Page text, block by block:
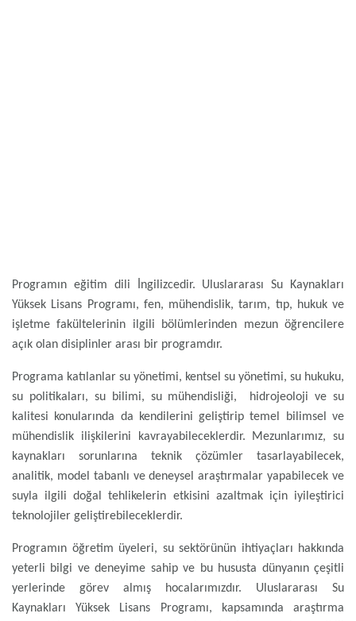
Programın eğitim dili İngilizcedir. Uluslararası Su Kaynakları
Yüksek Lisans Programı, fen, mühendislik, tarım, tıp, hukuk ve
işletme fakültelerinin ilgili bölümlerinden mezun öğrencilere
açık olan disiplinler arası bir programdır.
Programa katılanlar su yönetimi, kentsel su yönetimi, su hukuku,
su politikaları, su bilimi, su mühendisliği, hidrojeoloji ve su
kalitesi konularında da kendilerini geliştirip temel bilimsel ve
mühendislik ilişkilerini kavrayabileceklerdir. Mezunlarımız, su
kaynakları sorunlarına teknik çözümler tasarlayabilecek,
analitik, model tabanlı ve deneysel araştırmalar yapabilecek ve
suyla ilgili doğal tehlikelerin etkisini azaltmak için iyileştirici
teknolojiler geliştirebileceklerdir.
Programın öğretim üyeleri, su sektörünün ihtiyaçları hakkında
yeterli bilgi ve deneyime sahip ve bu hususta dünyanın çeşitli
yerlerinde görev almış hocalarımızdır. Uluslararası Su
Kaynakları Yüksek Lisans Programı, kapsamında araştırma